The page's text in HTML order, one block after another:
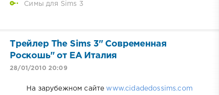
Симы для Sims 3
Трейлер The Sims 3" Современная
Роскошь" от EA Италия
28/01/2010 20:09
На зарубежном сайтеwww.cidadedossims.com